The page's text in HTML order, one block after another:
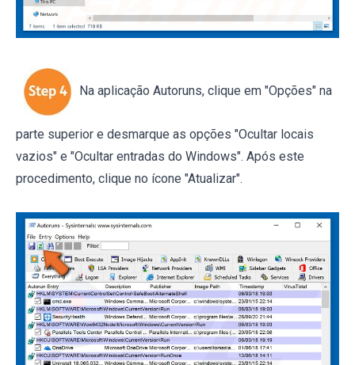
Na aplicação Autoruns, clique em "Opções" na
parte superior e desmarque as opções "Ocultar locais
vazios" e "Ocultar entradas do Windows". Após este
procedimento, clique no ícone "Atualizar".